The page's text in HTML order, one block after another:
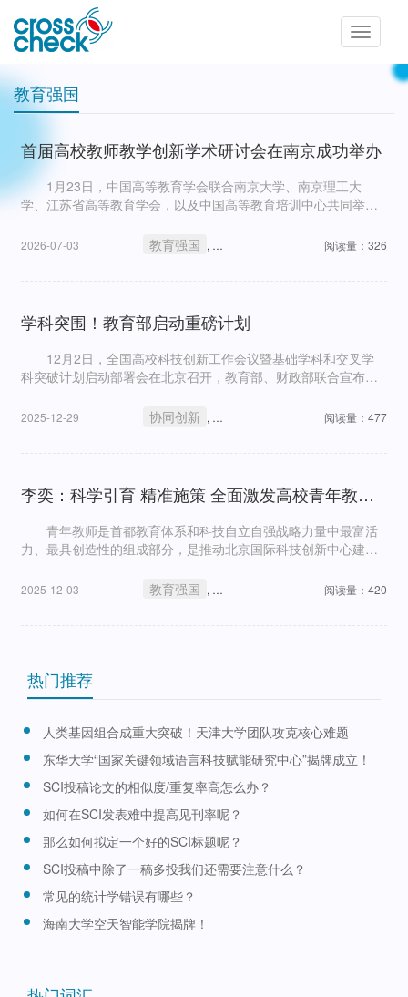
Toggle
教育强国
首届高校教师教学创新学术研讨会在南京成功举办
1月23日，中国高等教育学会联合南京大学、南京理工大
学、江苏省高等教育学会，以及中国高等教育培训中心共同举办
“人工智能·教学创新·面向未来”。
2026-07-03 教育强国 , 学术研究 高等教育阅读量：326
学科突围！教育部启动重磅计划
12月2日，全国高校科技创新工作会议暨基础学科和交叉学
科突破计划启动部署会在北京召开，教育部、财政部联合宣布首
2025-12-29 协同创新 , 教育强国 阅读量：477
李奕：科学引育 精准施策 全面激发高校青年教师队伍创新活力
青年教师是首都教育体系和科技自立自强战略力量中最富活
力、最具创造性的组成部分，是推动北京国际科技创新中心建
2025-12-03 教育强国 , 科技强国 人才强国阅读量：420
热门推荐
人类基因组合成重大突破！天津大学团队攻克核心难题
东华大学“国家关键领域语言科技赋能研究中心”揭牌成立！
SCI投稿论文的相似度/重复率高怎么办？
如何在SCI发表难中提高见刊率呢？
那么如何拟定一个好的SCI标题呢？
SCI投稿中除了一稿多投我们还需要注意什么？
常见的统计学错误有哪些？
海南大学空天智能学院揭牌！